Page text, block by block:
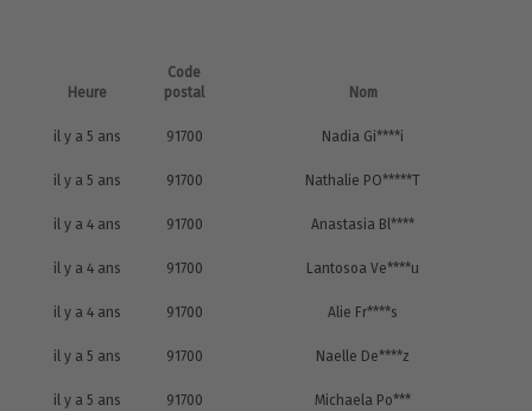
Heure
Code
postal
Nom
il y a 5 ans 91700 Nadia Gi****i
il y a 5 ans 91700 Nathalie PO*****T
il y a 4 ans 91700 Anastasia Bl****
il y a 4 ans 91700 Lantosoa Ve****u
il y a 4 ans 91700 Alie Fr****s
il y a 5 ans 91700 Naelle De****z
il y a 5 ans 91700 Michaela Po***